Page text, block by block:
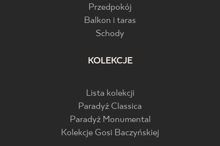
Przedpokój
Balkon i taras
Schody
KOLEKCJE
Lista kolekcji
Paradyż Classica
Paradyż Monumental
Kolekcje Gosi Baczyńskiej